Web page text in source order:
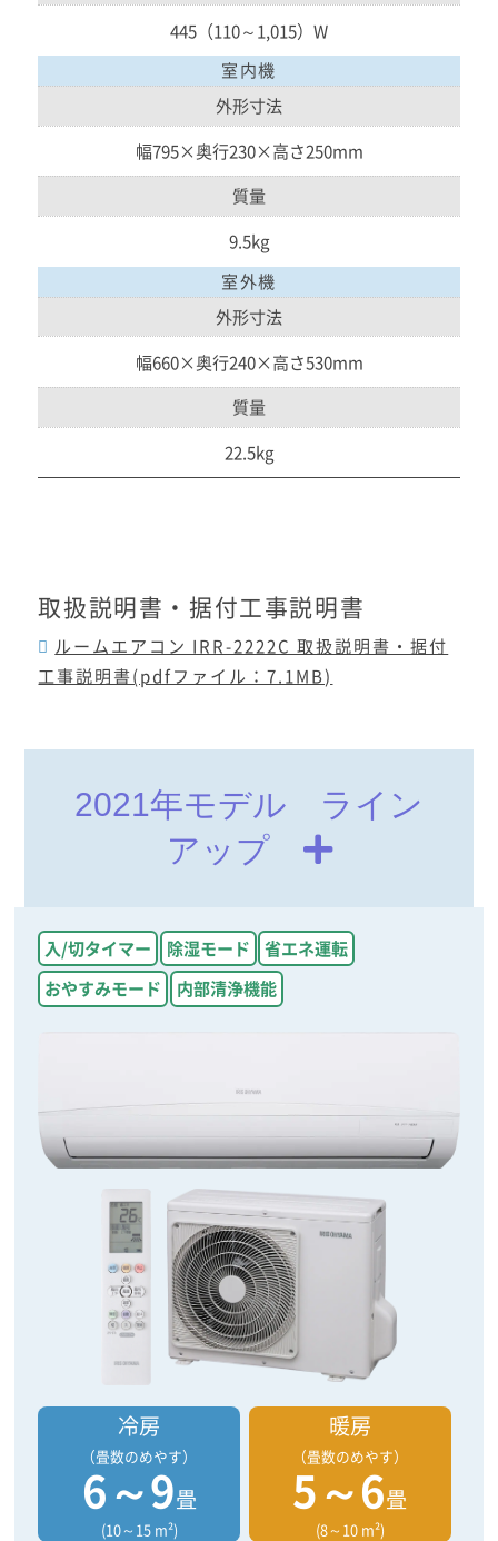
445（110～1,015）W
室内機
外形寸法
幅795×奥行230×高さ250mm
質量
9.5kg
室外機
外形寸法
幅660×奥行240×高さ530mm
質量
22.5kg
取扱説明書・据付工事説明書
ルームエアコン IRR-2222C 取扱説明書・据付
工事説明書(pdfファイル：7.1MB)
2021年モデル ライン
アップ
入/切タイマー 除湿モード
省エネ運転
おやすみモード
内部清浄機能
冷房
（畳数のめやす）
6～9畳
(10～15 m²)
暖房
（畳数のめやす）
5～6畳
(8～10 m²)